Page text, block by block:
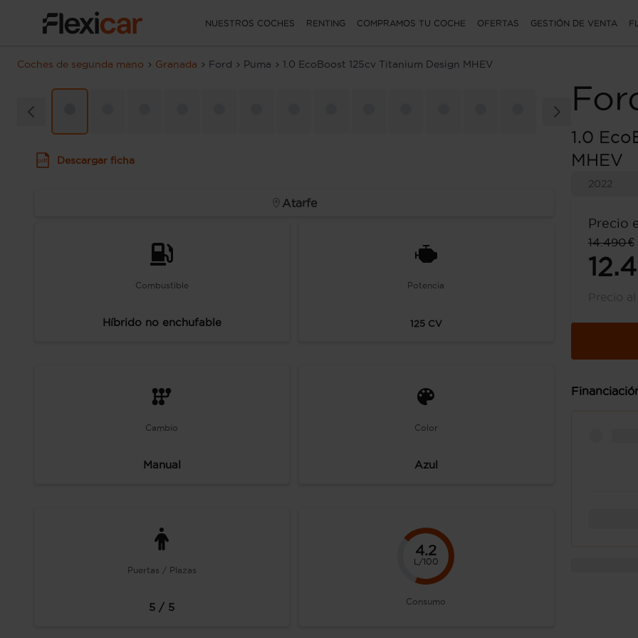
NUESTROS COCHES RENTING COMPRAMOS TU COCHE OFERTAS GESTIÓN DE VENTA
Coches de segunda mano Granada Ford Puma 1.0 EcoBoost 125cv Titanium Design MHEV
1.0
MHEV
2022
Precio
14.490 €
Precio
Descargar ficha
Atarfe
Combustible
Híbrido no enchufable
Potencia
125CV
Cambio
Manual
Color
Azul
Puertas / Plazas
5 / 5
4.2
L/100
Consumo